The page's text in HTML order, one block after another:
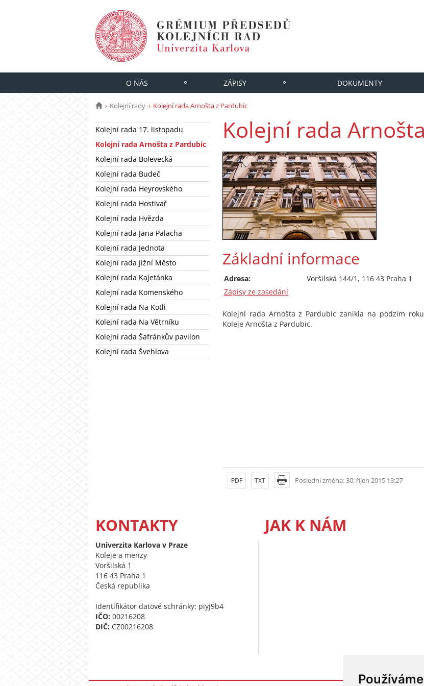
O NÁS ZÁPISY DOKUMENTY
Kolejní rady Kolejní rada Arnošta z Pardubic
Kolejní rada 17. listopadu
Kolejní rada Arnošta z Pardubic
Kolejní rada Bolevecká
Kolejní rada Budeč
Kolejní rada Heyrovského
Kolejní rada Hostivař
Kolejní rada Hvězda
Kolejní rada Jana Palacha
Kolejní rada Jednota
Kolejní rada Jižní Město
Kolejní rada Kajetánka
Kolejní rada Komenského
Kolejní rada Na Kotli
Kolejní rada Na Větrníku
Kolejní rada Šafránkův pavilon
Kolejní rada Švehlova
Kolejní rada
Základní informace
Adresa:
Voršilská 144/1, 116 43 Praha 1
Zápisy ze zasedání
Kolejní rada Arnošta z Pardubic zanikla na podzim
Koleje Arnošta z Pardubic.
Poslední změna: 30. říjen 2015 13:27
PDF TXT
KONTAKTY
Univerzita Karlova v Praze
Koleje a menzy
Voršilská 1
116 43 Praha 1
Česká republika
Identifikátor datové schránky: piyj9b4
IČO: 00216208
DIČ: CZ00216208
JAK K NÁM